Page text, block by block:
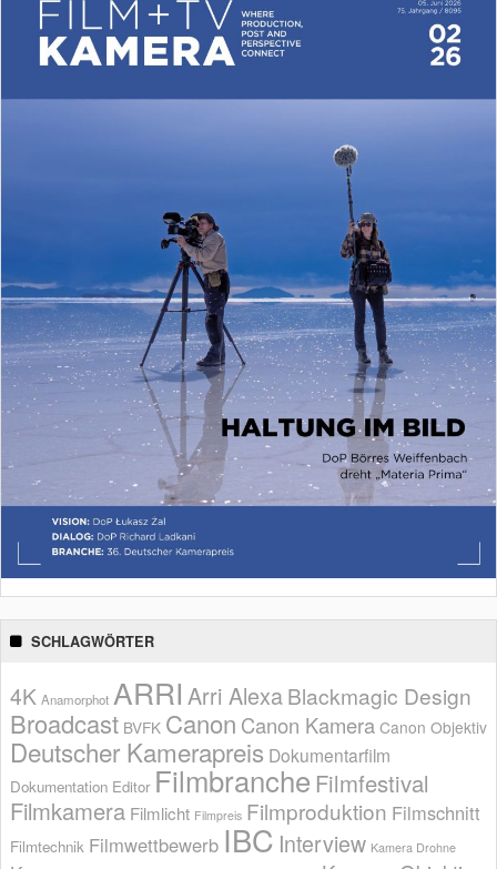
SCHLAGWÖRTER
4K Anamorphot ARRI Arri AlexaBlackmagic Design
Broadcast BVFK Canon Canon Kamera Canon Objektiv
Deutscher Kamerapreis Dokumentarfilm
Dokumentation Editor Filmbranche Filmfestival
Filmkamera Filmlicht Filmpreis Filmproduktion Filmschnitt
Filmtechnik Filmwettbewerb IBC Interview Kamera Drohne